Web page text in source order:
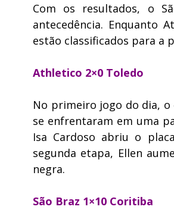
Com os resultados, o
antecedência. Enquanto
estão classificados para a
Athletico 2×0 Toledo
No primeiro jogo do dia,
se enfrentaram em uma
Isa Cardoso abriu o
segunda etapa, Ellen
negra.
São Braz 1×10 Coritiba